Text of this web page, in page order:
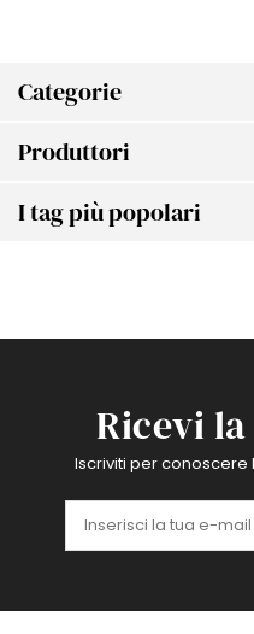
Categorie
Produttori
I tag più popolari
Ricevi
Iscriviti per conoscere